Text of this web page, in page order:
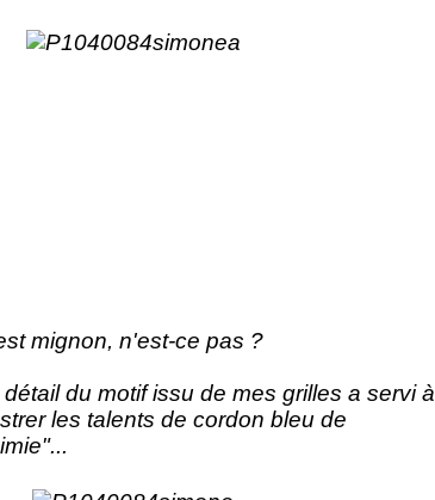
mignon, n'est-ce pas ?
du motif issu de mes grilles a servi à
les talents de cordon bleu de